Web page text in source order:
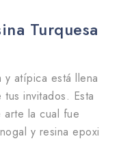
Turquesa
y atípica está llena
invitados. Esta
arte la cual fue
y resina epoxi